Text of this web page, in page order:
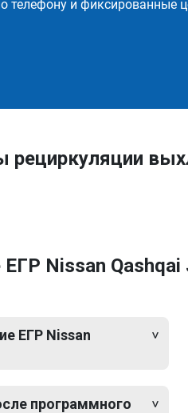
телефону и фиксированные
Nissan
ЕГР Nissan
программного